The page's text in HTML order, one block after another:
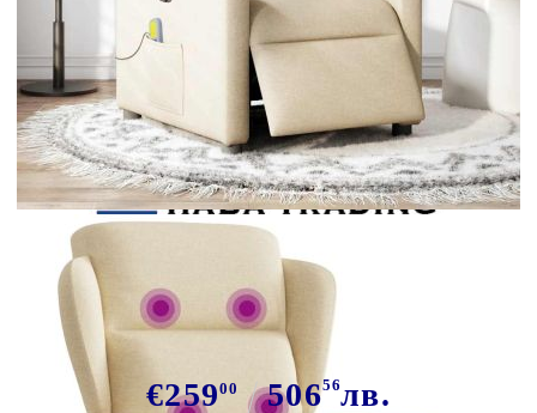
Сподели Tweet
Електрически масажен реклайнер
стол, кремав, текстил
€25900 50656лв.